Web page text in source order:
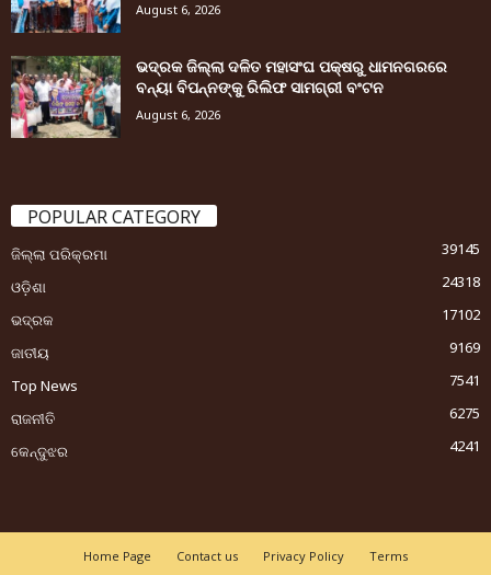
August 6, 2026
ଭଦ୍ରକ ଜିଲ୍ଲା ଦଳିତ ମହାସଂଘ ପକ୍ଷରୁ ଧାମନଗରରେ
ବନ୍ୟା ବିପନ୍ନଙ୍କୁ ରିଲିଫ ସାମଗ୍ରୀ ବଂଟନ
August 6, 2026
POPULAR CATEGORY
ଜିଲ୍ଲା ପରିକ୍ରମା
39145
ଓଡ଼ିଶା
24318
ଭଦ୍ରକ
17102
ଜାତୀୟ
9169
Top News
7541
ରାଜନୀତି
6275
କେନ୍ଦୁଝର
4241
Home Page Contact us Privacy Policy Terms